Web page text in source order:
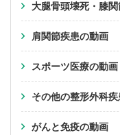
大腿骨頭壊死・膝
肩関節疾患の動画
スポーツ医療の動画
その他の整形外科
がんと免疫の動画